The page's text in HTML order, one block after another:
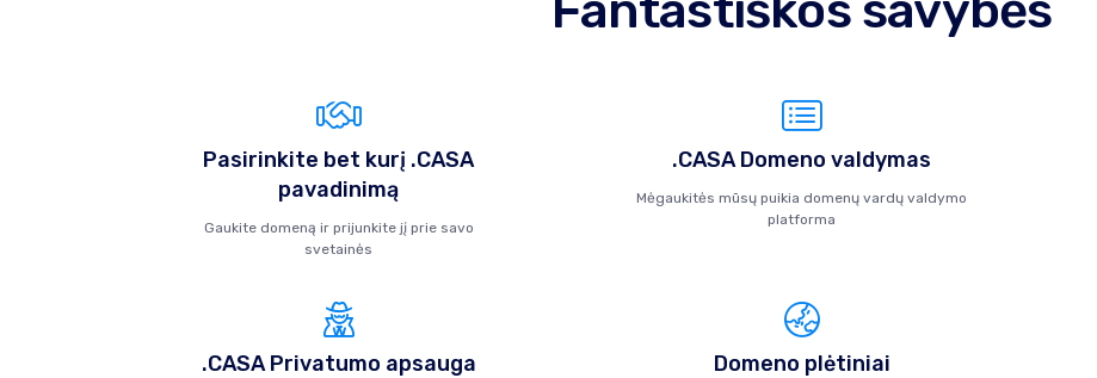
Pasirinkite bet kurį .CASA
pavadinimą
Gaukite domeną ir prijunkite jį prie savo
svetainės
.CASA Domeno valdymas
Mėgaukitės mūsų puikia domenų vardų valdymo
platforma
.CASA Privatumo apsauga Domeno plėtiniai